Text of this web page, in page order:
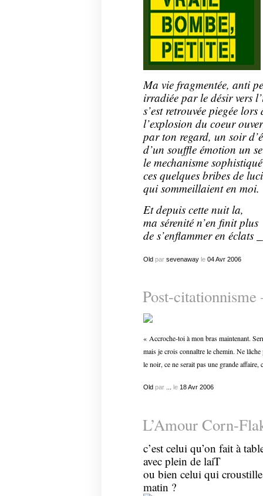
Ma vie fragmentée, anti
irradiée par le désir vers
s’est retrouvée piegée lors
l’explosion du coeur
par ton regard, un soir
d’un souffle émotion un
le mechanisme
ces quelques bribes de
qui sommeillaient en moi.
Et depuis cette nuit la,
ma sérenité n’en finit plus
de s’enflammer en éclats
Oldpar sevenawayle 04 Avr 2006
Post-citationnisme
« Accroche-toi à mon bras maintenant.
mais je crois connaître le chemin. Ne lâche
le noir, ce ne serait pas une grande affaire,
Oldpar le 18 Avr 2006
L’Amour Corn-
c’est celui qu’on fait à
avec plein de laiT
ou bien celui qui
matin ?